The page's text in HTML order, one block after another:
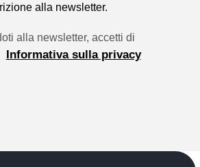
alla newsletter.
alla newsletter, accetti di
Informativa sulla privacy